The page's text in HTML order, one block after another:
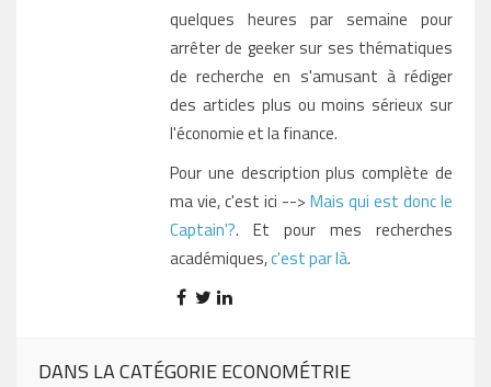
quelques heures par semaine pour
arrêter de geeker sur ses thématiques
de recherche en s'amusant à rédiger
des articles plus ou moins sérieux sur
l'économie et la finance.
Pour une description plus complète de
ma vie, c'est ici --> Mais qui est donc le
Captain'?. Et pour mes recherches
académiques,c'est par là.
DANS LA CATÉGORIE ECONOMÉTRIE